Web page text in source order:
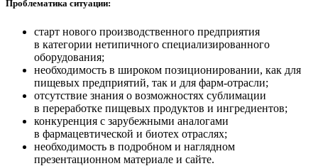
Проблематика ситуации:
старт нового производственного предприятия
в категории нетипичного специализированного
оборудования;
необходимость в широком позиционировании, как для
пищевых предприятий, так и для фарм-отрасли;
отсутствие знания о возможностях сублимации
в переработке пищевых продуктов и ингредиентов;
конкуренция с зарубежными аналогами
в фармацевтической и биотех отраслях;
необходимость в подробном и наглядном
презентационном материале и сайте.